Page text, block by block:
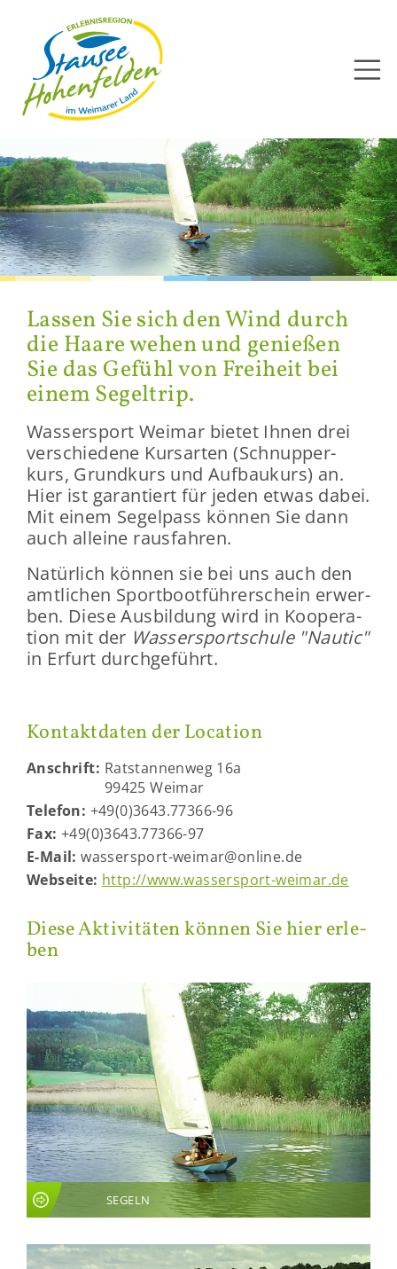
Las­sen Sie sich den Wind durch
die Haare wehen und ge­nie­ßen
Sie das Ge­fühl von Frei­heit bei
einem Se­gel­trip.
Was­ser­sport Wei­mar bie­tet Ihnen drei
ver­schie­de­ne Kurs­ar­ten (Schnup­per­
kurs, Grund­kurs und Auf­bau­kurs) an.
Hier ist ga­ran­tiert für jeden etwas dabei.
Mit einem Se­gel­pass kön­nen Sie dann
auch al­lei­ne raus­fah­ren.
Na­tür­lich kön­nen sie bei uns auch den
amt­li­chen Sport­boot­füh­rer­schein er­wer­
ben. Diese Aus­bil­dung wird in Ko­ope­ra­
ti­on mit der Was­ser­sport­schu­le "Nau­tic"
in Er­furt durch­ge­führt.
Kon­takt­da­ten der Lo­ca­ti­on
An­schrift: Rats­tan­nen­weg 16a
99425 Wei­mar
Te­le­fon: +49(0)3643.77366-96
Fax: +49(0)3643.77366-97
E-​Mail:wassersport-​weimar@on­line.de
Web­sei­te: http://www.wassersport-​weimar.de
Diese Ak­ti­vi­tä­ten kön­nen Sie hier er­le­
ben
SEGELN